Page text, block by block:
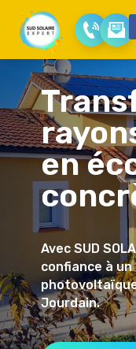
en
Avec SUD
confiance à
photovoltaïque
Jourdain.